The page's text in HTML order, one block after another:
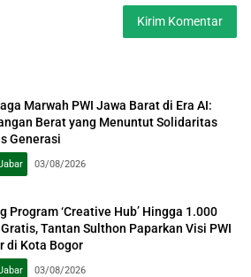
Marwah PWI Jawa Barat di Era AI:
Berat yang Menuntut Solidaritas
Generasi
03/08/2026
Program ‘Creative Hub’ Hingga 1.000
Gratis, Tantan Sulthon Paparkan Visi PWI
di Kota Bogor
03/08/2026